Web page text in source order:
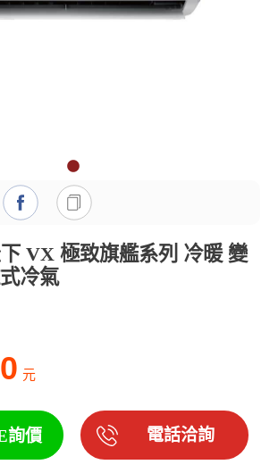
VX 極致旗艦系列 冷暖 變
冷氣
元
詢價 電話洽詢